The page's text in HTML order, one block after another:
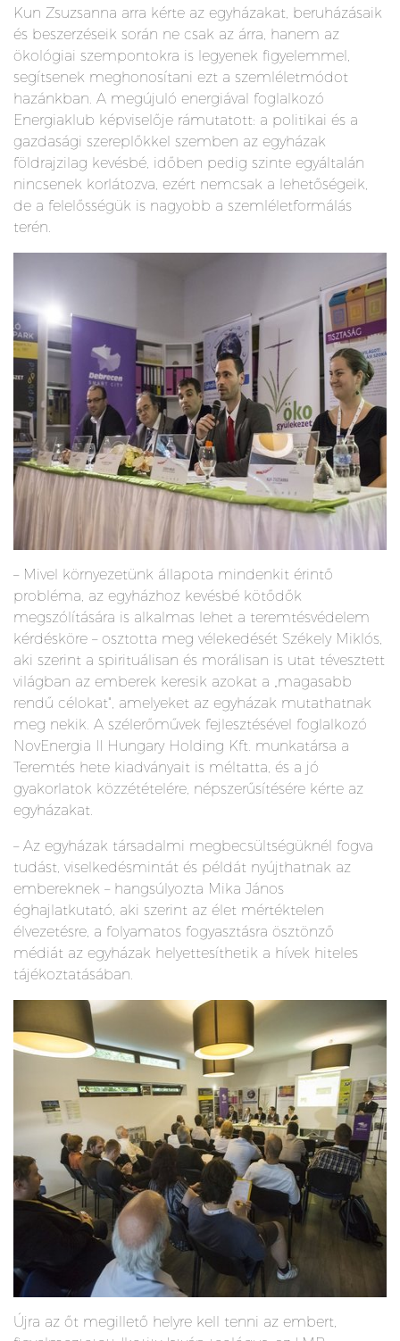
Kun Zsuzsanna arra kérte az egyházakat, beruházásaik
és beszerzéseik során ne csak az árra, hanem az
ökológiai szempontokra is legyenek figyelemmel,
segítsenek meghonosítani ezt a szemléletmódot
hazánkban. A megújuló energiával foglalkozó
Energiaklub képviselője rámutatott: a politikai és a
gazdasági szereplőkkel szemben az egyházak
földrajzilag kevésbé, időben pedig szinte egyáltalán
nincsenek korlátozva, ezért nemcsak a lehetőségeik,
de a felelősségük is nagyobb a szemléletformálás
terén.
– Mivel környezetünk állapota mindenkit érintő
probléma, az egyházhoz kevésbé kötődők
megszólítására is alkalmas lehet a teremtésvédelem
kérdésköre – osztotta meg vélekedését Székely Miklós,
aki szerint a spirituálisan és morálisan is utat tévesztett
világban az emberek keresik azokat a „magasabb
rendű célokat", amelyeket az egyházak mutathatnak
meg nekik. A szélerőművek fejlesztésével foglalkozó
NovEnergia II Hungary Holding Kft. munkatársa a
Teremtés hete kiadványait is méltatta, és a jó
gyakorlatok közzétételére, népszerűsítésére kérte az
egyházakat.
– Az egyházak társadalmi megbecsültségüknél fogva
tudást, viselkedésmintát és példát nyújthatnak az
embereknek – hangsúlyozta Mika János
éghajlatkutató, aki szerint az élet mértéktelen
élvezetésre, a folyamatos fogyasztásra ösztönző
médiát az egyházak helyettesíthetik a hívek hiteles
tájékoztatásában.
Újra az őt megillető helyre kell tenni az embert,